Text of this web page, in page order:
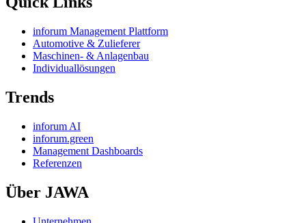
inforum Management Plattform
Automotive & Zulieferer
Maschinen- & Anlagenbau
Individuallösungen
Trends
inforum AI
inforum.green
Management Dashboards
Referenzen
Über JAWA